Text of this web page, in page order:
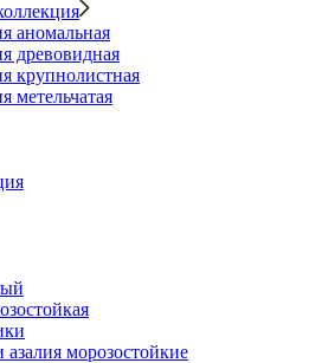
аномальная
древовидная
крупнолистная
метельчатая
морозостойкие